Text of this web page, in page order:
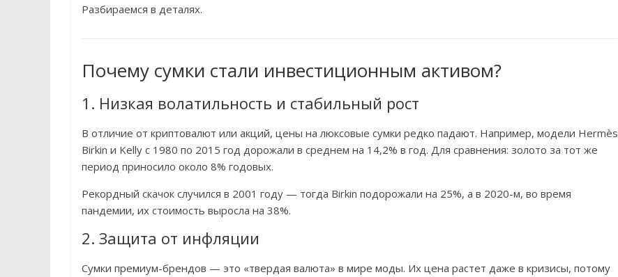
Разбираемся в деталях.
Почему сумки стали инвестиционным активом?
1. Низкая волатильность и стабильный рост
В отличие от криптовалют или акций, цены на люксовые сумки редко падают. Например, модели Hermès
Birkin и Kelly с 1980 по 2015 год дорожали в среднем на 14,2% в год. Для сравнения: золото за тот же
период приносило около 8% годовых.
Рекордный скачок случился в 2001 году — тогда Birkin подорожали на 25%, а в 2020-м, во время
пандемии, их стоимость выросла на 38%.
2. Защита от инфляции
Сумки премиум-брендов — это «твердая валюта» в мире моды. Их цена растет даже в кризисы, потому